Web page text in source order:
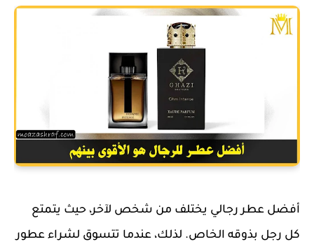
أفضل عطر رجالي يختلف من شخص لآخر، حيث يتمتع
كل رجل بذوقه الخاص. لذلك، عندما تتسوق لشراء عطور